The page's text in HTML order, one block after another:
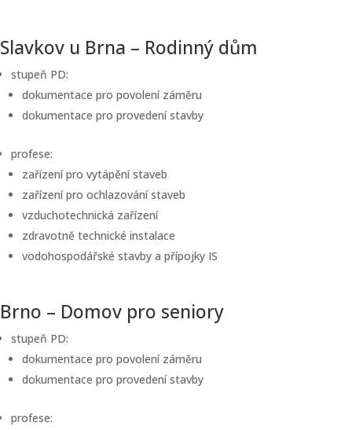
Slavkov u Brna – Rodinný dům
stupeň PD:
dokumentace pro povolení záměru
dokumentace pro provedení stavby
profese:
zařízení pro vytápění staveb
zařízení pro ochlazování staveb
vzduchotechnická zařízení
zdravotně technické instalace
vodohospodářské stavby a přípojky IS
Brno – Domov pro seniory
stupeň PD:
dokumentace pro povolení záměru
dokumentace pro provedení stavby
profese: